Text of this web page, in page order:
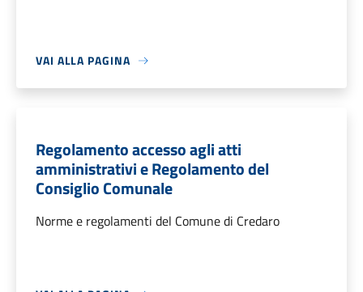
VAI ALLA PAGINA
Regolamento accesso agli atti
amministrativi e Regolamento del
Consiglio Comunale
Norme e regolamenti del Comune di Credaro